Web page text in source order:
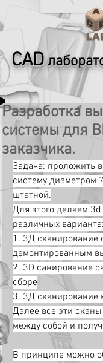
CAD
Разработка
системы для
заказчика.
Задача: проложить
систему диаметром
штатной.
Для этого делаем
различных
1. 3Д сканирование
демонтированным
2. 3D санирование
сборе
3. 3Д сканирование
Далее все эти
между собой и
В принципе можно